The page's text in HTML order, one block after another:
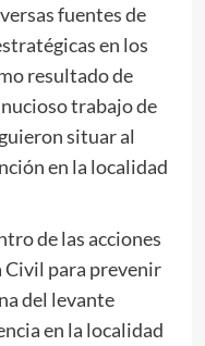
fuentes de
en los
resultado de
trabajo de
situar al
en la localidad
de las acciones
Civil para prevenir
del levante
en la localidad